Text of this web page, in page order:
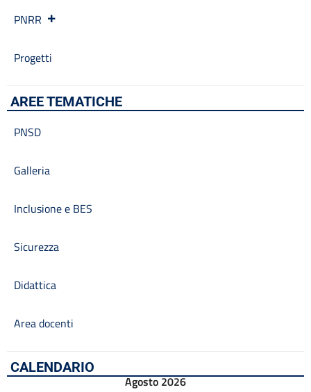
PNRR
Progetti
AREE TEMATICHE
PNSD
Galleria
Inclusione e BES
Sicurezza
Didattica
Area docenti
CALENDARIO
Agosto 2026